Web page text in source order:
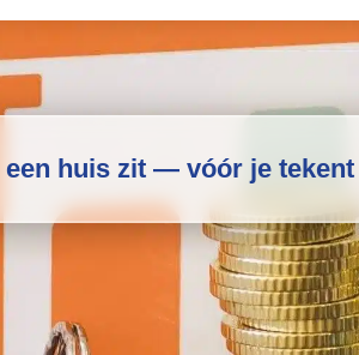
een huis zit — vóór je tekent